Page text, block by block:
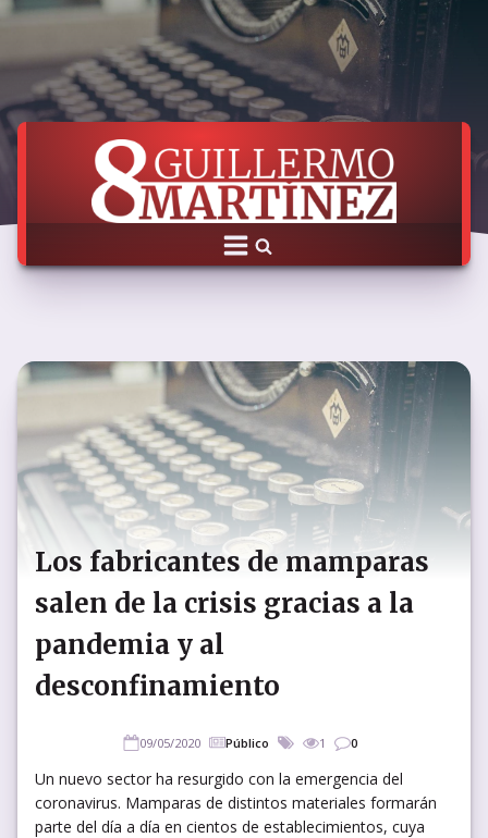
Los fabricantes de mamparas
salen de la crisis gracias a la
pandemia y al
desconfinamiento
09/05/2020 Público 1 0
Un nuevo sector ha resurgido con la emergencia del
coronavirus. Mamparas de distintos materiales formarán
parte del día a día en cientos de establecimientos, cuya